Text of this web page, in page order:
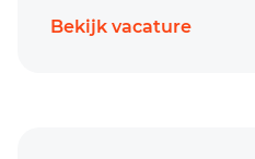
Bekijk vacature